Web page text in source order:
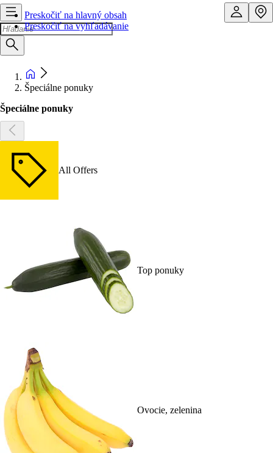
Preskočiť na hlavný obsah
Preskočiť na vyhľadávanie
Špeciálne ponuky
Špeciálne ponuky
All Offers
Top ponuky
Ovocie, zelenina